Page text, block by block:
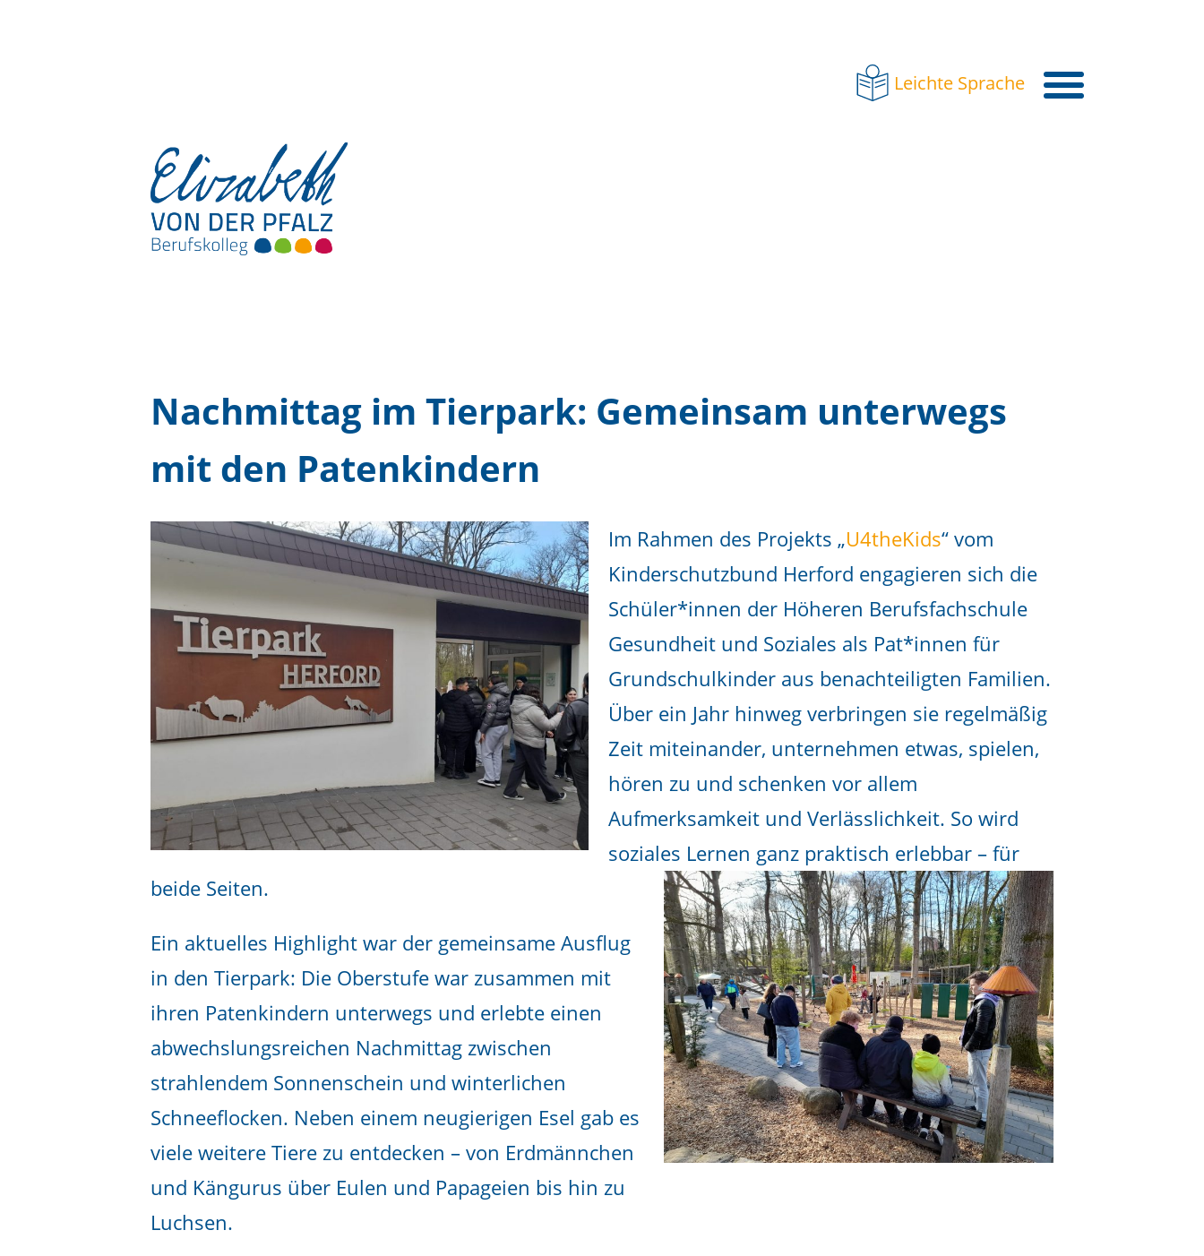
Leichte Sprache
Nachmittag im Tierpark: Gemeinsam unterwegs
mit den Patenkindern
Im Rahmen des Projekts „U4theKids“ vom
Kinderschutzbund Herford engagieren sich die
Schüler*innen der Höheren Berufsfachschule
Gesundheit und Soziales als Pat*innen für
Grundschulkinder aus benachteiligten Familien.
Über ein Jahr hinweg verbringen sie regelmäßig
Zeit miteinander, unternehmen etwas, spielen,
hören zu und schenken vor allem
Aufmerksamkeit und Verlässlichkeit. So wird
soziales Lernen ganz praktisch erlebbar – für
beide Seiten.
Ein aktuelles Highlight war der gemeinsame Ausflug
in den Tierpark: Die Oberstufe war zusammen mit
ihren Patenkindern unterwegs und erlebte einen
abwechslungsreichen Nachmittag zwischen
strahlendem Sonnenschein und winterlichen
Schneeflocken. Neben einem neugierigen Esel gab es
viele weitere Tiere zu entdecken – von Erdmännchen
und Kängurus über Eulen und Papageien bis hin zu
Luchsen.